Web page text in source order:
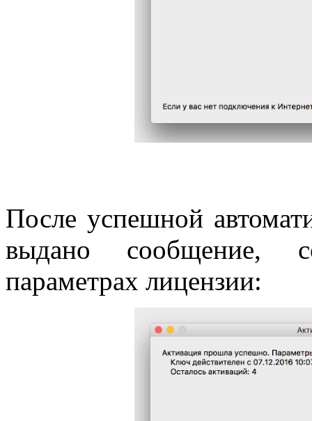
После успешной
выдано сообщение,
параметрах лицензии: